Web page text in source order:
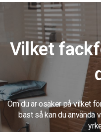
Vilket
Om du är osäker på vilket
bäst så kan du använda